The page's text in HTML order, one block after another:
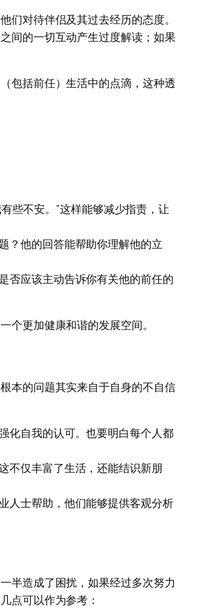
对待伴侣及其过去经历的态度。
间的一切互动产生过度解读；如果
包括前任）生活中的点滴，这种透
些不安。”这样能够减少指责，让
？他的回答能帮助你理解他的立
否应该主动告诉你有关他的前任的
更加健康和谐的发展空间。
本的问题其实来自于自身的不自信
化自我的认可。也要明白每个人都
不仅丰富了生活，还能结识新朋
人士帮助，他们能够提供客观分析
半造成了困扰，如果经过多次努力
点可以作为参考：